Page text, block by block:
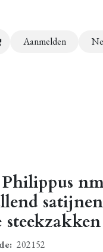
Aanmelden
satijnen
steekzakken
202152